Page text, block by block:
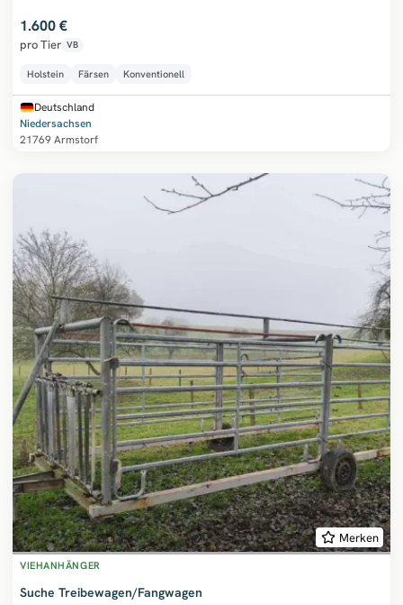
1.600 €
pro Tier VB
Holstein Färsen Konventionell
Deutschland
Niedersachsen
21769 Armstorf
Merken
VIEHANHÄNGER
Suche Treibewagen/Fangwagen